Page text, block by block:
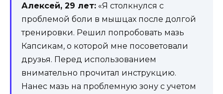
Алексей, 29 лет: «Я столкнулся с
проблемой боли в мышцах после долгой
тренировки. Решил попробовать мазь
Капсикам, о которой мне посоветовали
друзья. Перед использованием
внимательно прочитал инструкцию.
Нанес мазь на проблемную зону с учетом